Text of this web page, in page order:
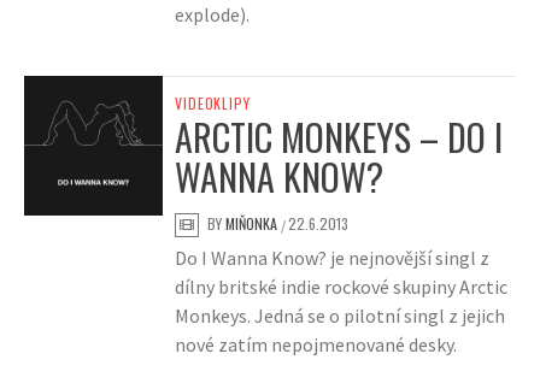
explode).
VIDEOKLIPY
ARCTIC MONKEYS – DO I
WANNA KNOW?
BYMIŇONKA /22.6.2013
Do I Wanna Know? je nejnovější singl z
dílny britské indie rockové skupiny Arctic
Monkeys. Jedná se o pilotní singl z jejich
nové zatím nepojmenované desky.